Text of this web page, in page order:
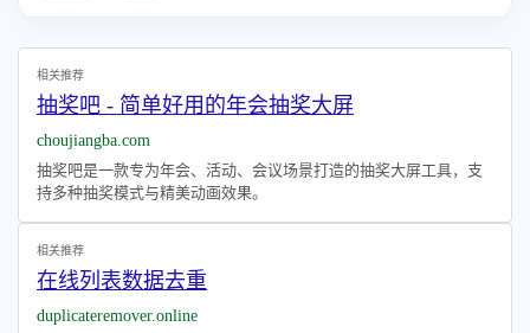
相关推荐
抽奖吧 - 简单好用的年会抽奖大屏
choujiangba.com
抽奖吧是一款专为年会、活动、会议场景打造的抽奖大屏工具，支
持多种抽奖模式与精美动画效果。
相关推荐
在线列表数据去重
duplicateremover.online